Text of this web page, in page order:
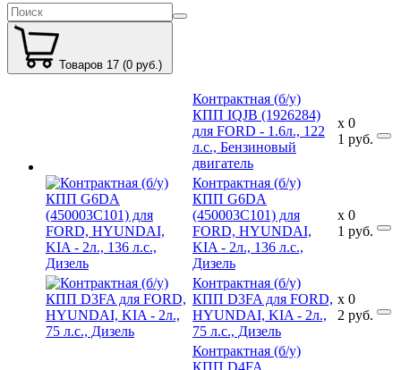
Товаров 17 (0 руб.)
Контрактная (б/у)
КПП IQJB (1926284)
для FORD - 1.6л., 122
л.с., Бензиновый
двигатель
x
1
0
руб.
Контрактная (б/у)
КПП G6DA
(450003C101) для
FORD, HYUNDAI,
KIA - 2л., 136 л.с.,
Дизель
x
1
0
руб.
Контрактная (б/у)
КПП D3FA для FORD,
HYUNDAI, KIA - 2л.,
75 л.с., Дизель
x
2
0
руб.
Контрактная (б/у)
КПП D4FA